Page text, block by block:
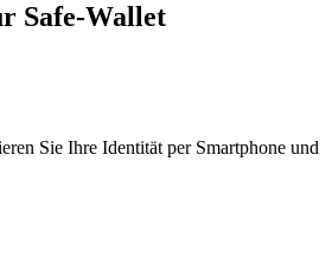
Safe-Wallet
Sie Ihre Identität per Smartphone und